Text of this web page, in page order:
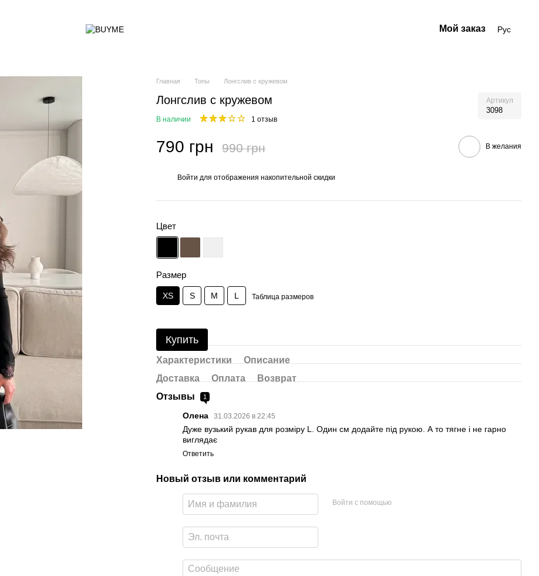
Мой заказ Рус
Главная Топы Лонгслив с кружевом
Лонгслив с кружевом Артикул
3098
В наличии 1 отзыв
790 грн 990 грн В желания
Войти для отображения накопительной скидки
Цвет
Размер
XS S M L Таблица размеров
Купить
Характеристики
Описание
Доставка
Оплата
Возврат
Отзывы
1
Олена 31.03.2026 в 22:45
Дуже вузький рукав для розміру L. Один см додайте під рукою. А то тягне і не гарно
виглядає
Ответить
Новый отзыв или комментарий
Войти с помощью